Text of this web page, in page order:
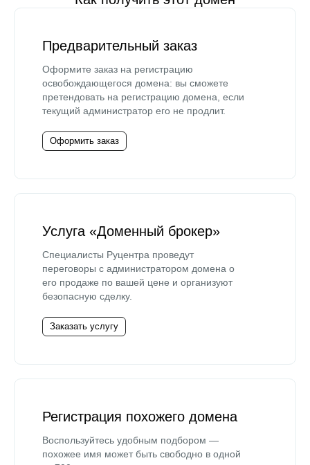
Предварительный заказ
Оформите заказ на регистрацию
освобождающегося домена: вы сможете
претендовать на регистрацию домена, если
текущий администратор его не продлит.
Оформить заказ
Услуга «Доменный брокер»
Специалисты Руцентра проведут
переговоры с администратором домена о
его продаже по вашей цене и организуют
безопасную сделку.
Заказать услугу
Регистрация похожего домена
Воспользуйтесь удобным подбором —
похожее имя может быть свободно в одной